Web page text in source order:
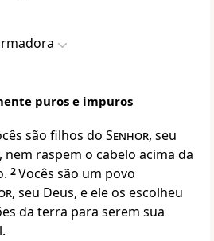
puros e impuros
são filhos do Senhor, seu
nem raspem o cabelo acima da
2Vocês são um povo
, seu Deus, e ele os escolheu
da terra para serem sua